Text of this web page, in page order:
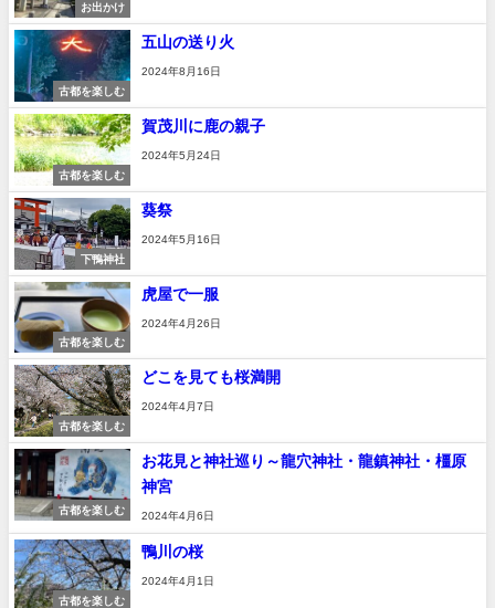
お出かけ
古都を楽しむ
五山の送り火
2024年8月16日
古都を楽しむ
賀茂川に鹿の親子
2024年5月24日
下鴨神社
葵祭
2024年5月16日
古都を楽しむ
虎屋で一服
2024年4月26日
古都を楽しむ
どこを見ても桜満開
2024年4月7日
古都を楽しむ
お花見と神社巡り～龍穴神社・龍鎮神社・橿原
神宮
2024年4月6日
古都を楽しむ
鴨川の桜
2024年4月1日